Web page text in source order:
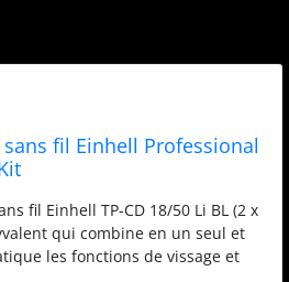
fil Einhell Professional
fil Einhell TP-CD 18/50 Li BL (2 x
qui combine en un seul et
les fonctions de vissage et